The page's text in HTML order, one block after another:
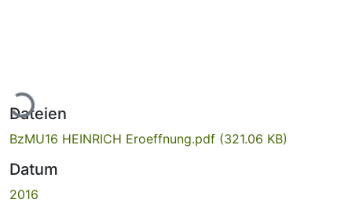
Dateien
BzMU16 HEINRICH Eroeffnung.pdf (321.06 KB)
Datum
2016